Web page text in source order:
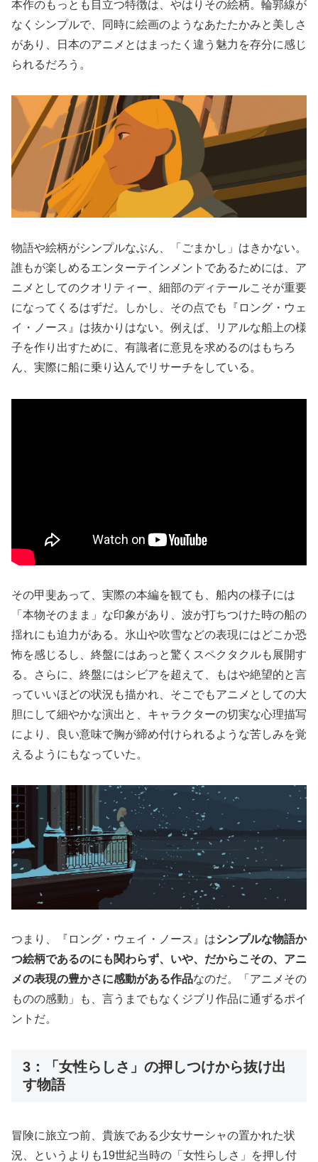
本作のもっとも目立つ特徴は、やはりその絵柄。輪郭線が
なくシンプルで、同時に絵画のようなあたたかみと美しさ
があり、日本のアニメとはまったく違う魅力を存分に感じ
られるだろう。
物語や絵柄がシンプルなぶん、「ごまかし」はきかない。
誰もが楽しめるエンターテインメントであるためには、ア
ニメとしてのクオリティー、細部のディテールこそが重要
になってくるはずだ。しかし、その点でも『ロング・ウェ
イ・ノース』は抜かりはない。例えば、リアルな船上の様
子を作り出すために、有識者に意見を求めるのはもちろ
ん、実際に船に乗り込んでリサーチをしている。
その甲斐あって、実際の本編を観ても、船内の様子には
「本物そのまま」な印象があり、波が打ちつけた時の船の
揺れにも迫力がある。氷山や吹雪などの表現にはどこか恐
怖を感じるし、終盤にはあっと驚くスペクタクルも展開す
る。さらに、終盤にはシビアを超えて、もはや絶望的と言
っていいほどの状況も描かれ、そこでもアニメとしての大
胆にして細やかな演出と、キャラクターの切実な心理描写
により、良い意味で胸が締め付けられるような苦しみを覚
えるようにもなっていた。
つまり、『ロング・ウェイ・ノース』はシンプルな物語か
つ絵柄であるのにも関わらず、いや、だからこその、アニ
メの表現の豊かさに感動がある作品なのだ。「アニメその
ものの感動」も、言うまでもなくジブリ作品に通ずるポイ
ントだ。
3：「女性らしさ」の押しつけから抜け出
す物語
冒険に旅立つ前、貴族である少女サーシャの置かれた状
況、というよりも19世紀当時の「女性らしさ」を押し付